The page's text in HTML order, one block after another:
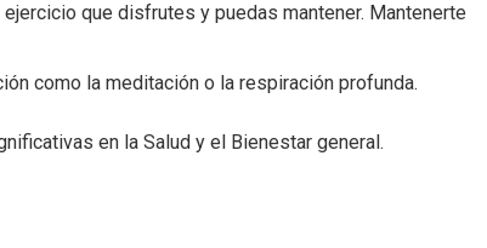
ejercicio que disfrutes y puedas mantener.​ Mantenerte
como la meditación o la respiración profunda.​
en la Salud y el Bienestar general.​